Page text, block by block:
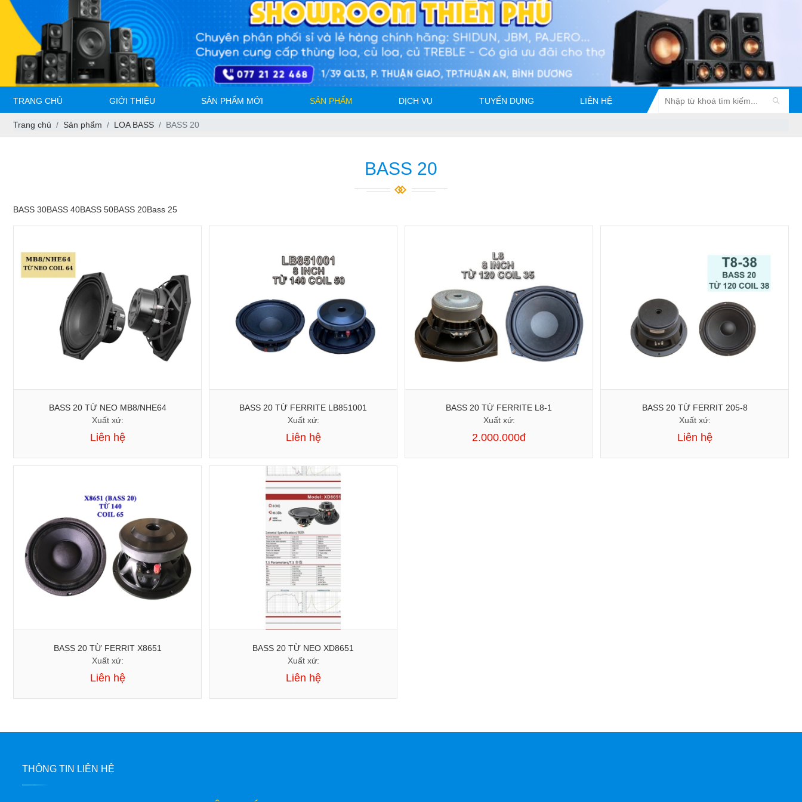
TRANG CHỦ GIỚI THIỆU SẢN PHẨM MỚI SẢN PHẨM DỊCH VỤ TUYỂN DỤNG LIÊN HỆ
Trang chủ Sản phẩm LOA BASS BASS 20
BASS 20
BASS 30BASS 40BASS 50BASS 20Bass 25
BASS 20 TỪ NEO MB8/NHE64
Xuất xứ:
Liên hệ
BASS 20 TỪ FERRITE LB851001
Xuất xứ:
Liên hệ
BASS 20 TỪ FERRITE L8-1
Xuất xứ:
2.000.000đ
BASS 20 TỪ FERRIT 205-8
Xuất xứ:
Liên hệ
BASS 20 TỪ FERRIT X8651
Xuất xứ:
Liên hệ
BASS 20 TỪ NEO XD8651
Xuất xứ:
Liên hệ
THÔNG TIN LIÊN HỆ